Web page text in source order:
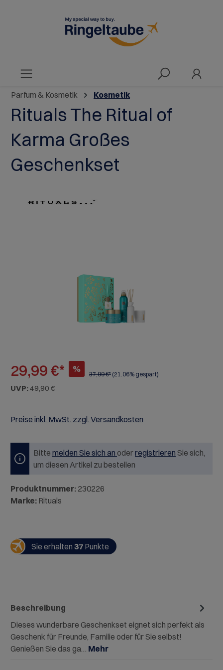
Parfum & Kosmetik Kosmetik
Rituals The Ritual of
Karma Großes
Geschenkset
29,99 €* % 37,99 €* (21.06% gespart)
UVP:49,90 €
Preise inkl. MwSt. zzgl. Versandkosten
Bitte melden Sie sich an oderregistrieren Sie sich,
um diesen Artikel zu bestellen
Produktnummer: 230226
Marke: Rituals
Sie erhalten 37 Punkte
Beschreibung
Dieses wunderbare Geschenkset eignet sich perfekt als
Geschenk für Freunde, Familie oder für Sie selbst!
Genießen Sie das ga… Mehr